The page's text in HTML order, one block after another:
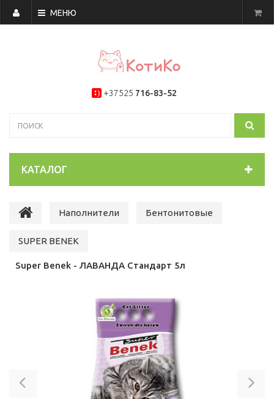
МЕНЮ
+37525 716-83-52
КАТАЛОГ
Наполнители Бентонитовые
SUPER BENEK
Super Benek - ЛАВАНДА Стандарт 5л